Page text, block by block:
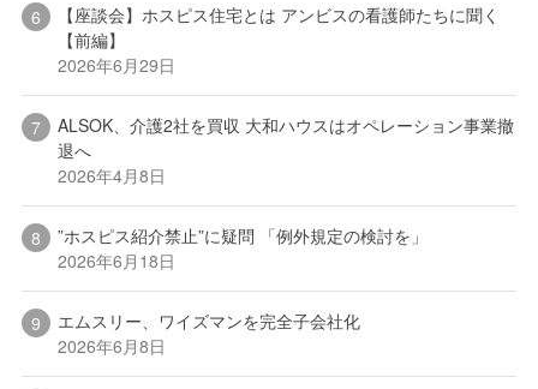
【座談会】ホスピス住宅とは アンビスの看護師たちに聞く
【前編】
2026年6月29日
ALSOK、介護2社を買収 大和ハウスはオペレーション事業撤
退へ
2026年4月8日
”ホスピス紹介禁止”に疑問 「例外規定の検討を」
2026年6月18日
エムスリー、ワイズマンを完全子会社化
2026年6月8日